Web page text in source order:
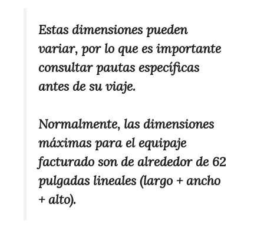
Estas dimensiones pueden
variar, por lo que es importante
consultar pautas específicas
antes de su viaje.
Normalmente, las dimensiones
máximas para el equipaje
facturado son de alrededor de 62
pulgadas lineales (largo + ancho
+ alto).